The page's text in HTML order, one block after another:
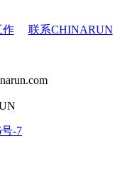
作 联系CHINARUN
-7